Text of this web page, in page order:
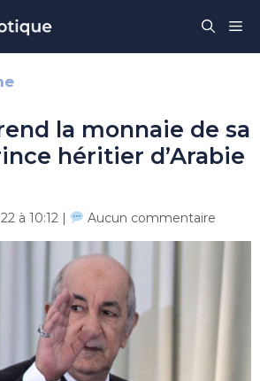
la monnaie de sa
héritier d’Arabie
à 10:12 | Aucun commentaire